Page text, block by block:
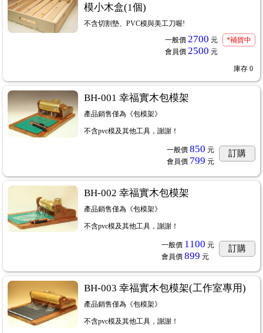
模小木盒(1個)
不含切割墊、PVC模與美工刀喔!
一般價 2700 元
會員價 2500 元
*補貨中
庫存 0
BH-001 幸福實木包模架
產品銷售僅為《包模架》
不含pvc模及其他工具，謝謝！
一般價 850 元
會員價 799 元
訂購
BH-002 幸福實木包模架
產品銷售僅為《包模架》
不含pvc模及其他工具，謝謝！
一般價 1100 元
會員價 899 元
訂購
BH-003 幸福實木包模架(工作室專用)
產品銷售僅為《包模架》
不含pvc模及其他工具，謝謝！